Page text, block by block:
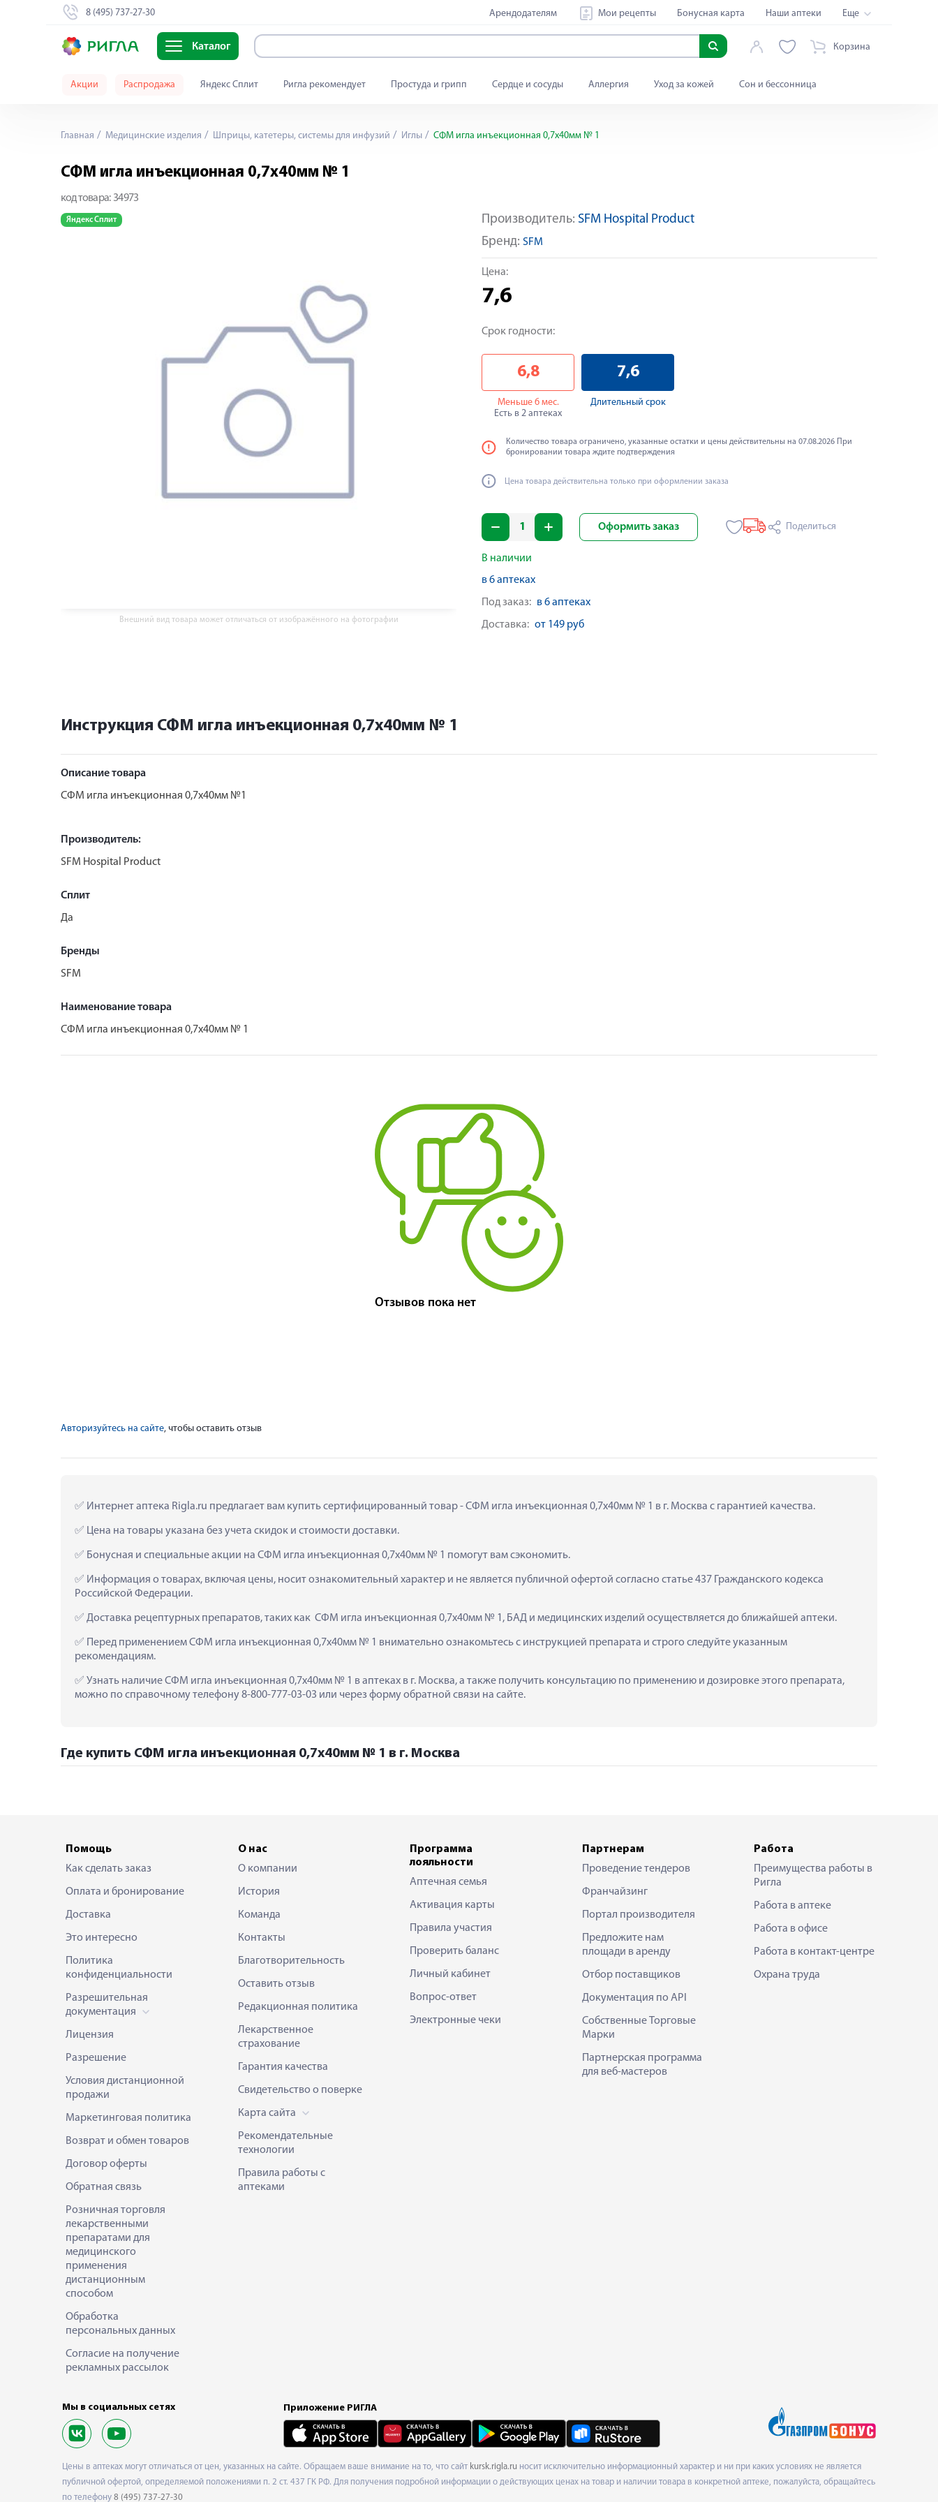
8 (495) 737-27-30 Арендодателям Мои рецепты Бонусная карта Наши аптеки Еще
Каталог Корзина
Акции Распродажа Яндекс Сплит Ригла рекомендует Простуда и грипп Сердце и сосуды Аллергия Уход за кожей Сон и бессонница
Главная Медицинские изделия Шприцы, катетеры, системы для инфузий Иглы СФМ игла инъекционная 0,7х40мм № 1
СФМ игла инъекционная 0,7х40мм № 1
код товара: 34973
Яндекс Сплит
Внешний вид товара может отличаться от изображённого на фотографии
Производитель: SFM Hospital Product
Бренд: SFM
Цена:
7,6
Срок годности:
6,8
Меньше 6 мес.
Есть в 2 аптеках
7,6
Длительный срок
Количество товара ограничено, указанные остатки и цены действительны на 07.08.2026 При
бронировании товара ждите подтверждения
Цена товара действительна только при оформлении заказа
Оформить заказ Поделиться
В наличии
в 6 аптеках
Под заказ: в 6 аптеках
Доставка: от 149 руб
Инструкция СФМ игла инъекционная 0,7х40мм № 1
Описание товара
СФМ игла инъекционная 0,7х40мм №1
Производитель:
SFM Hospital Product
Сплит
Да
Бренды
SFM
Наименование товара
СФМ игла инъекционная 0,7х40мм № 1
Отзывов пока нет
Авторизуйтесь на сайте, чтобы оставить отзыв
Интернет аптека Rigla.ru предлагает вам купить сертифицированный товар - СФМ игла инъекционная 0,7х40мм № 1 в г. Москва с гарантией качества.
Цена на товары указана без учета скидок и стоимости доставки.
Бонусная и специальные акции на СФМ игла инъекционная 0,7х40мм № 1 помогут вам сэкономить.
Информация о товарах, включая цены, носит ознакомительный характер и не является публичной офертой согласно статье 437 Гражданского кодекса
Российской Федерации.
Доставка рецептурных препаратов, таких как  СФМ игла инъекционная 0,7х40мм № 1, БАД и медицинских изделий осуществляется до ближайшей аптеки.
Перед применением СФМ игла инъекционная 0,7х40мм № 1 внимательно ознакомьтесь с инструкцией препарата и строго следуйте указанным
рекомендациям.
Узнать наличие СФМ игла инъекционная 0,7х40мм № 1 в аптеках в г. Москва, а также получить консультацию по применению и дозировке этого препарата,
можно по справочному телефону 8-800-777-03-03 или через форму обратной связи на сайте.
Где купить СФМ игла инъекционная 0,7х40мм № 1 в г. Москва
Помощь
Как сделать заказ
Оплата и бронирование
Доставка
Это интересно
Политика
конфиденциальности
Разрешительная
документация
Лицензия
Разрешение
Условия дистанционной
продажи
Маркетинговая политика
Возврат и обмен товаров
Договор оферты
Обратная связь
Розничная торговля
лекарственными
препаратами для
медицинского
применения
дистанционным
способом
Обработка
персональных данных
Согласие на получение
рекламных рассылок
О нас
О компании
История
Команда
Контакты
Благотворительность
Оставить отзыв
Редакционная политика
Лекарственное
страхование
Гарантия качества
Свидетельство о поверке
Карта сайта
Рекомендательные
технологии
Правила работы с
аптеками
Программа
лояльности
Аптечная семья
Активация карты
Правила участия
Проверить баланс
Личный кабинет
Вопрос-ответ
Электронные чеки
Партнерам
Проведение тендеров
Франчайзинг
Портал производителя
Предложите нам
площади в аренду
Отбор поставщиков
Документация по API
Собственные Торговые
Марки
Партнерская программа
для веб-мастеров
Работа
Преимущества работы в
Ригла
Работа в аптеке
Работа в офисе
Работа в контакт-центре
Охрана труда
Мы в социальных сетях Приложение РИГЛА
Цены в аптеках могут отличаться от цен, указанных на сайте. Обращаем ваше внимание на то, что сайт kursk.rigla.ru носит исключительно информационный характер и ни при каких условиях не является
публичной офертой, определяемой положениями п. 2 ст. 437 ГК РФ. Для получения подробной информации о действующих ценах на товар и наличии товара в конкретной аптеке, пожалуйста, обращайтесь
по телефону 8 (495) 737-27-30